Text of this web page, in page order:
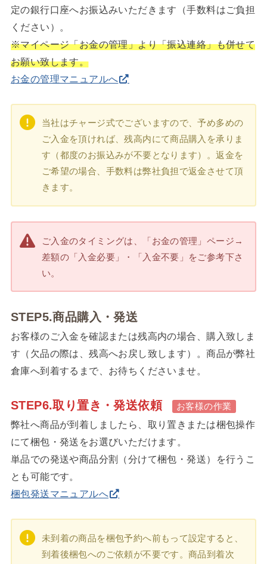
定の銀行口座へお振込みいただきます（手数料はご負担
ください）。
※マイページ「お金の管理」より「振込連絡」も併せて
お願い致します。
お金の管理マニュアルへ
当社はチャージ式でございますので、予め多めの
ご入金を頂ければ、残高内にて商品購入を承りま
す（都度のお振込みが不要となります）。返金を
ご希望の場合、手数料は弊社負担で返金させて頂
きます。
ご入金のタイミングは、「お金の管理」ページ→
差額の「入金必要」・「入金不要」をご参考下さ
い。
STEP5.商品購入・発送
お客様のご入金を確認または残高内の場合、購入致しま
す（欠品の際は、残高へお戻し致します）。商品が弊社
倉庫へ到着するまで、お待ちくださいませ。
STEP6.取り置き・発送依頼 お客様の作業
弊社へ商品が到着しましたら、取り置きまたは梱包操作
にて梱包・発送をお選びいただけます。
単品での発送や商品分割（分けて梱包・発送）を行うこ
とも可能です。
梱包発送マニュアルへ
未到着の商品を梱包予約へ前もって設定すると、
到着後梱包へのご依頼が不要です。商品到着次